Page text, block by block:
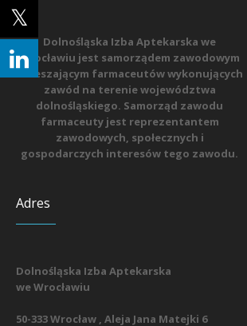
Dolnośląska Izba Aptekarska we
Wrocławiu jest samorządem zawodowym
zrzeszającym farmaceutów wykonujących
zawód na terenie województwa
dolnośląskiego. Samorząd zawodu
farmaceuty jest reprezentantem
zawodowych, społecznych i
gospodarczych interesów tego zawodu.
Adres
Dolnośląska Izba Aptekarska
we Wrocławiu
50-333 Wrocław , Aleja Jana Matejki 6